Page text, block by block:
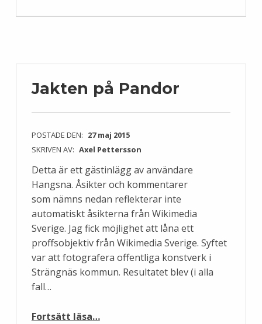
Jakten på Pandor
POSTADE DEN: 27 maj 2015
SKRIVEN AV: Axel Pettersson
Detta är ett gästinlägg av användare
Hangsna. Åsikter och kommentarer
som nämns nedan reflekterar inte
automatiskt åsikterna från Wikimedia
Sverige. Jag fick möjlighet att låna ett
proffsobjektiv från Wikimedia Sverige. Syftet
var att fotografera offentliga konstverk i
Strängnäs kommun. Resultatet blev (i alla
fall…
Fortsätt läsa…